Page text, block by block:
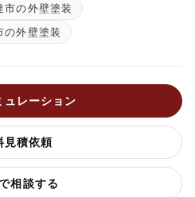
市の外壁塗装
の外壁塗装
ュレーション
見積依頼
相談する